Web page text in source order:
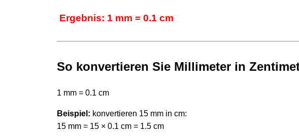
Ergebnis: 1 mm = 0.1 cm
So konvertieren Sie Millimeter in
1 mm = 0.1 cm
Beispiel: konvertieren 15 mm in cm:
15 mm = 15 × 0.1 cm = 1.5 cm